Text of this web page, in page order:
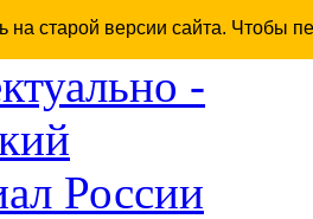
на старой версии сайта. Чтобы
-
России